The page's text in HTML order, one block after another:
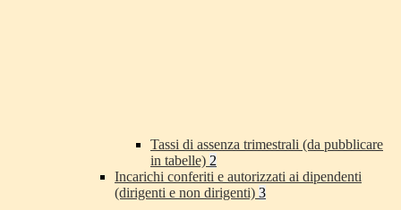
Tassi di assenza trimestrali (da pubblicare
in tabelle) 2
Incarichi conferiti e autorizzati ai dipendenti
(dirigenti e non dirigenti) 3